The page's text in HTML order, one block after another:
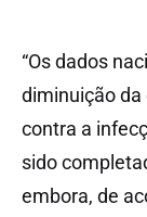
“Os dados
diminuição da
contra a
sido
embora, de